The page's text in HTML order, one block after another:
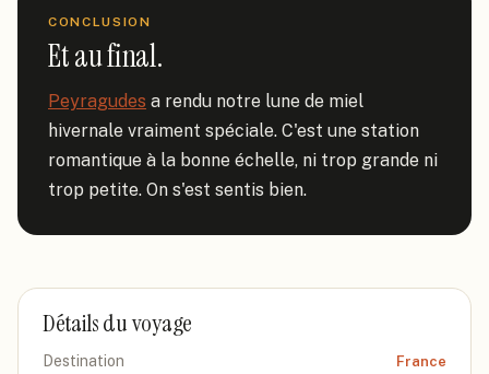
CONCLUSION
Et au final.
Peyragudes a rendu notre lune de miel
hivernale vraiment spéciale. C'est une station
romantique à la bonne échelle, ni trop grande ni
trop petite. On s'est sentis bien.
Détails du voyage
Destination France